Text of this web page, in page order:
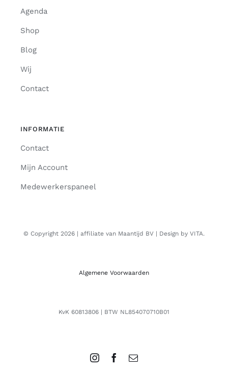
Agenda
Shop
Blog
Wij
Contact
INFORMATIE
Contact
Mijn Account
Medewerkerspaneel
© Copyright 2026 | affiliate van Maantijd BV | Design by VITA.
Algemene Voorwaarden
KvK 60813806 | BTW NL854070710B01